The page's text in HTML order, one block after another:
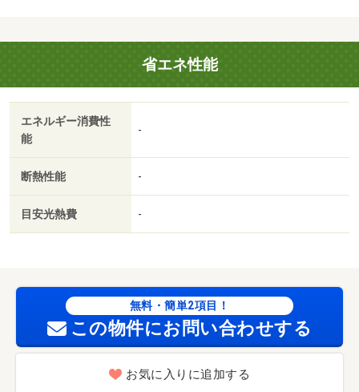
以上利用可／駅徒歩５分以内／上階無し／敷地内ごみ置き
場／東南向き／全居室６畳以上／プロパンガス／じゅうた
ん張／年内入居可／礼金１ヶ月／ＩＴ重説 対応物件／大
津中央郵便局（郵便局）まで１２０ｍ／滋賀県警察本部
（警察署・交番）まで１７２ｍ／関西みらい銀行 びわこ
営業部（銀行）まで１８４ｍ／ロイヤルホスト 浜大津店
ビニ）まで３１１ｍ／ＪＡバンク滋賀信連 本所（銀行）
まで３７１ｍ／京阪石山坂本線浜大津駅徒歩１３分/賃貸戸
省エネ性能
エネルギー消費性
能
-
断熱性能 -
目安光熱費 -
無料・簡単2項目！
この物件にお問い合わせする
お気に入りに追加する